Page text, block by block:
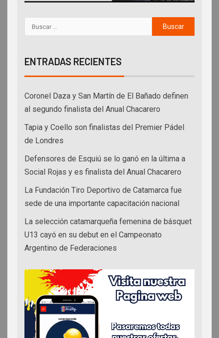
ENTRADAS RECIENTES
Coronel Daza y San Martín de El Bañado definen
al segundo finalista del Anual Chacarero
Tapia y Coello son finalistas del Premier Pádel
de Londres
Defensores de Esquiú se lo ganó en la última a
Social Rojas y es finalista del Anual Chacarero
La Fundación Tiro Deportivo de Catamarca fue
sede de una importante capacitación nacional
La selección catamarqueña femenina de básquet
U13 cayó en su debut en el Campeonato
Argentino de Federaciones